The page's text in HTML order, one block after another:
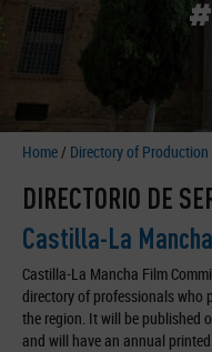
Home/ Directory of Production
DIRECTORIO DE
Castilla-La Mancha
Castilla-La Mancha Film
directory of professionals who
the region. It will be published
and will have an annual